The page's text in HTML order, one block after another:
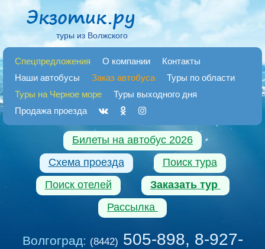
туры из Волжского
Спецпредложения О компании
Контакты
Наши автобусы
Заказ автобуса
Туры по области
Туры на Черное море
Туры выходного дня
Продажа проезда
Билеты на автобус 2026
Схема проезда
Поиск тура
Поиск отелей
Заказать тур
Рассылка
Волгоград: (8442) 505-898, 8-927-